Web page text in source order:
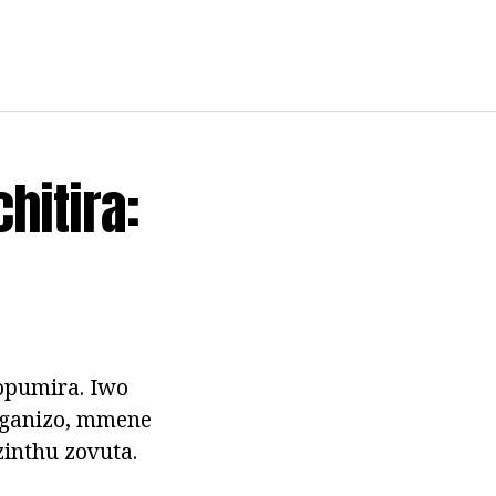
Iwo
mmene
zovuta.